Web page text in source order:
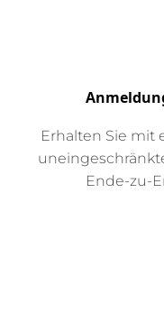
Erhalten Sie mit
Ende-zu-